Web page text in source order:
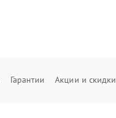
Гарантии Акции и скидки